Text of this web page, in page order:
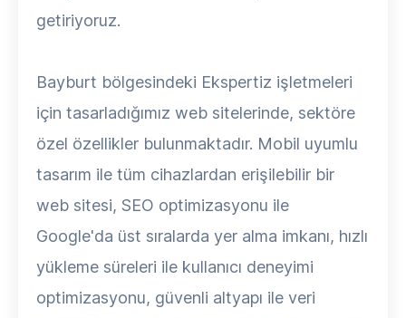
getiriyoruz.
Bayburt bölgesindeki Ekspertiz işletmeleri
için tasarladığımız web sitelerinde, sektöre
özel özellikler bulunmaktadır. Mobil uyumlu
tasarım ile tüm cihazlardan erişilebilir bir
web sitesi, SEO optimizasyonu ile
Google'da üst sıralarda yer alma imkanı, hızlı
yükleme süreleri ile kullanıcı deneyimi
optimizasyonu, güvenli altyapı ile veri